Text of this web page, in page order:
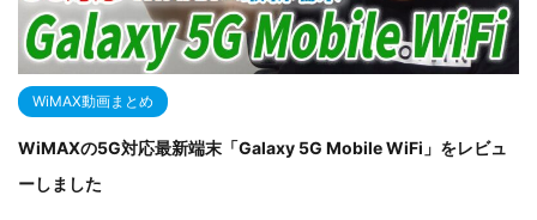
WiMAX動画まとめ
WiMAXの5G対応最新端末「Galaxy 5G Mobile WiFi」をレビュ
ーしました